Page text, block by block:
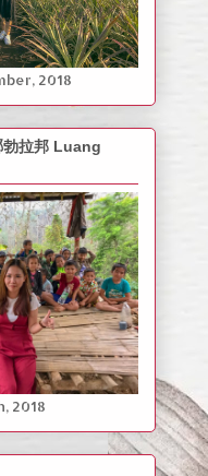
‎2018
拉邦 Luang
‎2018